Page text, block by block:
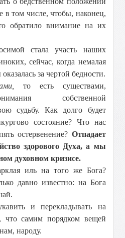
в том числе, чтобы, наконец,
обратило внимание на их
стала участь наших
сейчас, когда немалая
за чертой бедности.
то есть существами,
собственной
судьбу. Как долго будет
состояние? Что нас
остервенение? Отпадает
здорового Духа, а мы
духовном кризисе.
иль на того же Бога?
давно известно: на Бога
и перекладывать на
что самим порядком вещей
народу.